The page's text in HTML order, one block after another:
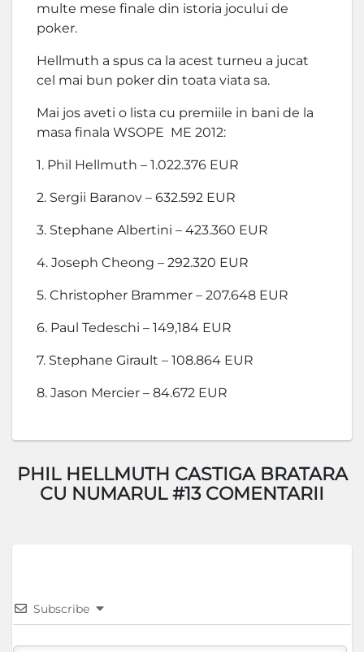
multe mese finale din istoria jocului de
poker.
Hellmuth a spus ca la acest turneu a jucat
cel mai bun poker din toata viata sa.
Mai jos aveti o lista cu premiile in bani de la
masa finala WSOPE ME 2012:
1. Phil Hellmuth – 1.022.376 EUR
2. Sergii Baranov – 632.592 EUR
3. Stephane Albertini – 423.360 EUR
4. Joseph Cheong – 292.320 EUR
5. Christopher Brammer – 207.648 EUR
6. Paul Tedeschi – 149,184 EUR
7. Stephane Girault – 108.864 EUR
8. Jason Mercier – 84.672 EUR
PHIL HELLMUTH CASTIGA BRATARA
CU NUMARUL #13 COMENTARII
Subscribe